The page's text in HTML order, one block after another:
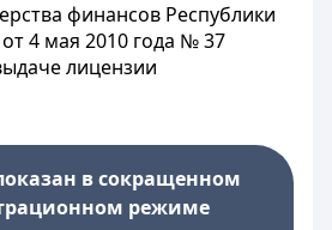
финансов Республики
от 4 мая 2010 года № 37
лицензии
в сокращенном
режиме